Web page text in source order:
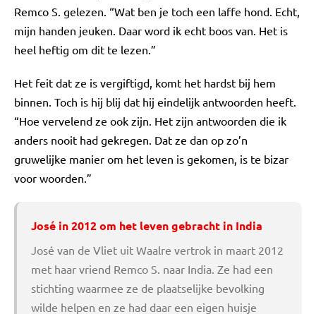
Remco S. gelezen. “Wat ben je toch een laffe hond. Echt,
mijn handen jeuken. Daar word ik echt boos van. Het is
heel heftig om dit te lezen.”
Het feit dat ze is vergiftigd, komt het hardst bij hem
binnen. Toch is hij blij dat hij eindelijk antwoorden heeft.
“Hoe vervelend ze ook zijn. Het zijn antwoorden die ik
anders nooit had gekregen. Dat ze dan op zo’n
gruwelijke manier om het leven is gekomen, is te bizar
voor woorden.”
José in 2012 om het leven gebracht in India
José van de Vliet uit Waalre vertrok in maart 2012
met haar vriend Remco S. naar India. Ze had een
stichting waarmee ze de plaatselijke bevolking
wilde helpen en ze had daar een eigen huisje